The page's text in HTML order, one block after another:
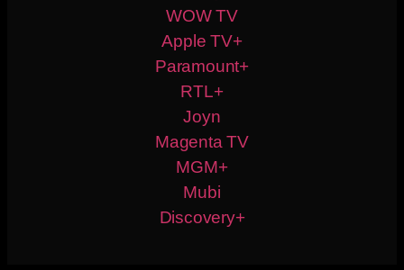
WOW TV
Apple TV+
Paramount+
RTL+
Joyn
Magenta TV
MGM+
Mubi
Discovery+